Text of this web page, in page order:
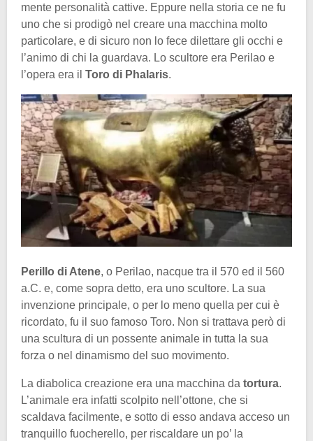
mente personalità cattive. Eppure nella storia ce ne fu
uno che si prodigò nel creare una macchina molto
particolare, e di sicuro non lo fece dilettare gli occhi e
l’animo di chi la guardava. Lo scultore era Perilao e
l’opera era il Toro di Phalaris.
Perillo di Atene, o Perilao, nacque tra il 570 ed il 560
a.C. e, come sopra detto, era uno scultore. La sua
invenzione principale, o per lo meno quella per cui è
ricordato, fu il suo famoso Toro. Non si trattava però di
una scultura di un possente animale in tutta la sua
forza o nel dinamismo del suo movimento.
La diabolica creazione era una macchina da tortura.
L’animale era infatti scolpito nell’ottone, che si
scaldava facilmente, e sotto di esso andava acceso un
tranquillo fuocherello, per riscaldare un po’ la